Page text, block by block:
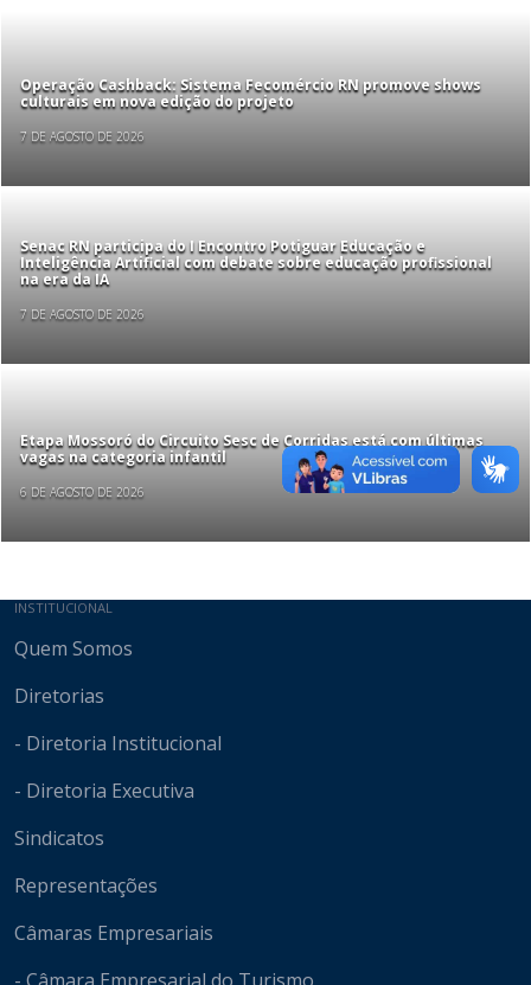
Operação Cashback: Sistema Fecomércio RN promove shows
culturais em nova edição do projeto
7 DE AGOSTO DE 2026
Senac RN participa do I Encontro Potiguar Educação e
Inteligência Artificial com debate sobre educação profissional
na era da IA
7 DE AGOSTO DE 2026
Etapa Mossoró do Circuito Sesc de Corridas está com últimas
vagas na categoria infantil
6 DE AGOSTO DE 2026
Mapa do site
INSTITUCIONAL
Quem Somos
Diretorias
- Diretoria Institucional
- Diretoria Executiva
Sindicatos
Representações
Câmaras Empresariais